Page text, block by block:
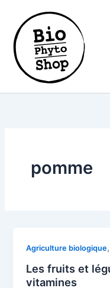
contenu
pomme
Agriculture biologique
Les fruits et
vitamines